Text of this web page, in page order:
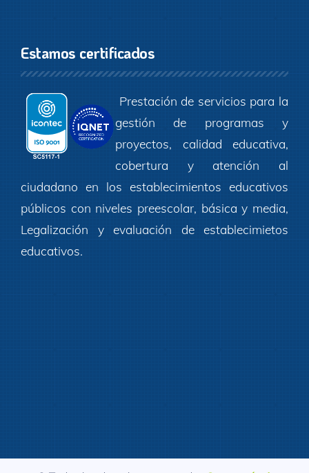
Estamos certificados
Prestación de servicios para la
gestión de programas y
proyectos, calidad educativa,
cobertura y atención al
ciudadano en los establecimientos educativos
públicos con niveles preescolar, básica y media,
Legalización y evaluación de establecimietos
educativos.